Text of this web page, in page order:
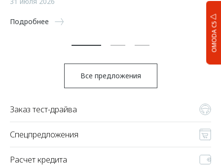
OMODA C5
Подробнее
5
Все предложения
Заказ тест-драйва
Спецпредложения
Расчет кредита